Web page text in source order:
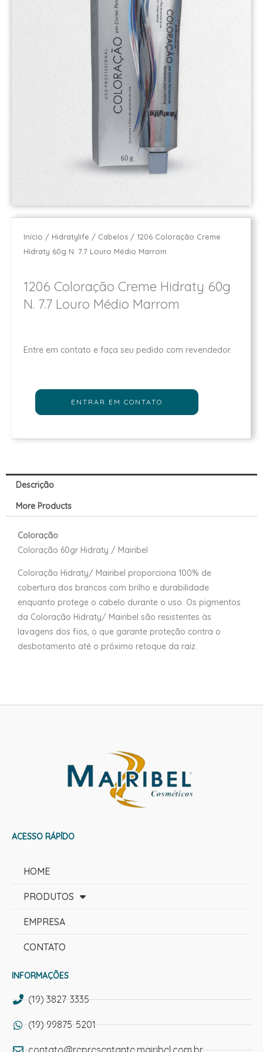
Início / Hidratylife / Cabelos / 1206 Coloração Creme
Hidraty 60g N. 7.7 Louro Médio Marrom
1206 Coloração Creme Hidraty 60g
N. 7.7 Louro Médio Marrom
Entre em contato e faça seu pedido com revendedor.
ENTRAR EM CONTATO
Descrição
More Products
Coloração
Coloração 60gr Hidraty / Mairibel
Coloração Hidraty/ Mairibel proporciona 100% de
cobertura dos brancos com brilho e durabilidade
enquanto protege o cabelo durante o uso. Os pigmentos
da Coloração Hidraty/ Mairibel são resistentes às
lavagens dos fios, o que garante proteção contra o
desbotamento até o próximo retoque da raiz.
ACESSO RÁPÍDO
HOME
PRODUTOS
EMPRESA
CONTATO
INFORMAÇÕES
(19) 3827-3335
(19) 99875-5201